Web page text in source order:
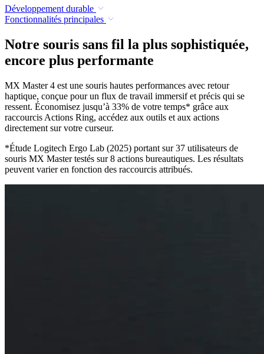
Développement durable
Fonctionnalités principales
Notre souris sans fil la plus sophistiquée,
encore plus performante
MX Master 4 est une souris hautes performances avec retour
haptique, conçue pour un flux de travail immersif et précis qui se
ressent. Économisez jusqu’à 33% de votre temps* grâce aux
raccourcis Actions Ring, accédez aux outils et aux actions
directement sur votre curseur.
*Étude Logitech Ergo Lab (2025) portant sur 37 utilisateurs de
souris MX Master testés sur 8 actions bureautiques. Les résultats
peuvent varier en fonction des raccourcis attribués.